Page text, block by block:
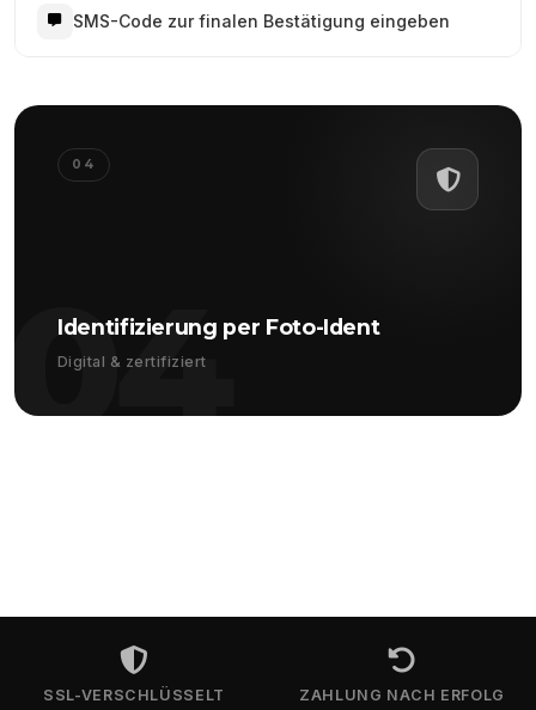
SMS-Code zur finalen Bestätigung eingeben
04
04
Identifizierung per Foto-Ident
Digital & zertifiziert
SSL-VERSCHLÜSSELT ZAHLUNG NACH ERFOLG